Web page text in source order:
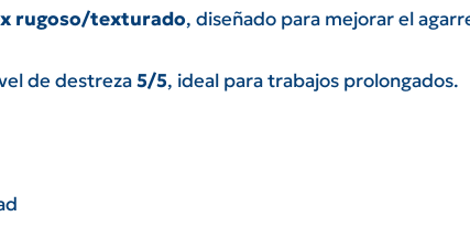
rugoso/texturado, diseñado para mejorar el
de destreza5/5, ideal para trabajos prolongados.